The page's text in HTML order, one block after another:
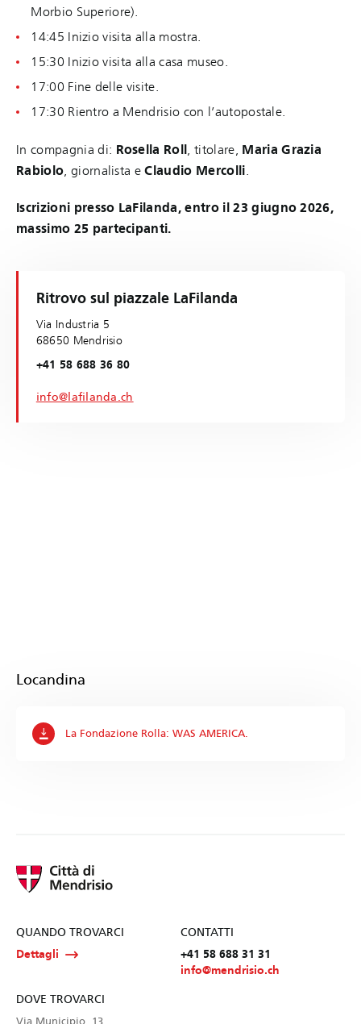
Morbio Superiore).
14:45 Inizio visita alla mostra.
15:30 Inizio visita alla casa museo.
17:00 Fine delle visite.
17:30 Rientro a Mendrisio con l’autopostale.
In compagnia di: Rosella Roll, titolare, Maria Grazia
Rabiolo, giornalista eClaudio Mercolli.
Iscrizioni presso LaFilanda, entro il 23 giugno 2026,
massimo 25 partecipanti.
Ritrovo sul piazzale LaFilanda
Via Industria 5
68650 Mendrisio
+41 58 688 36 80
info@lafilanda.ch
Locandina
La Fondazione Rolla: WAS AMERICA.
QUANDO TROVARCI
Dettagli
CONTATTI
+41 58 688 31 31
info@mendrisio.ch
DOVE TROVARCI
Via Municipio, 13